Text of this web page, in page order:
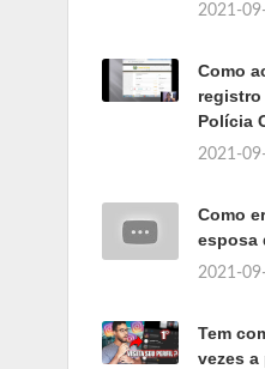
2021-
Como
Polícia
2021-
Como
esposa
2021-
Tem
vezes a